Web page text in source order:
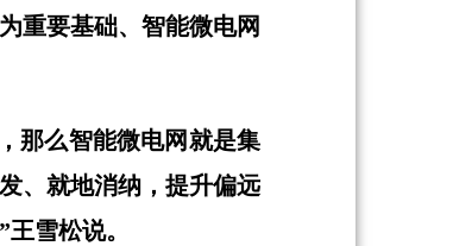
重要基础、智能微电网
那么智能微电网就是集
、就地消纳，提升偏远
雪松说。